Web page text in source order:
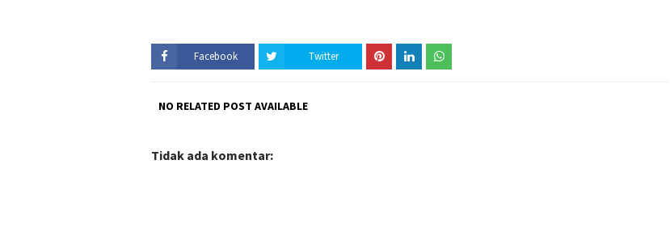
Facebook Twitter
NO RELATED POST AVAILABLE
Tidak ada komentar: